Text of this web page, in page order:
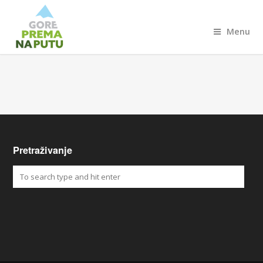
Menu
Pretraživanje